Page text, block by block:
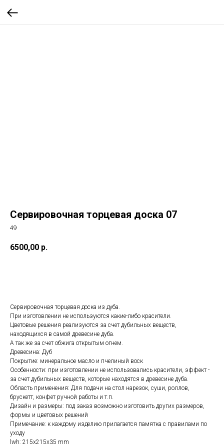
Сервировочная торцевая доска 07
49
6500,00 р.
Сервировочная торцевая доска из дуба.
При изготовлении не используются какие-либо красители.
Цветовые решения реализуются за счет дубильных веществ,
находящихся в самой древесине дуба.
А так же за счет обжига открытым огнем.
Древесина: Дуб
Покрытие: минеральное масло и пчелиный воск
Особенности: при изготовлении не использовались красители, эффект -
за счет дубильных веществ, которые находятся в древесине дуба.
Область применения: Для подачи на стол нарезок, суши, роллов,
брускетт, конфет ручной работы и т.п.
Дизайн и размеры: под заказ возможно изготовить других размеров,
формы и цветовых решений
Примечание: к каждому изделию прилагается памятка с правилами по
уходу
lwh: 215x215x35 mm